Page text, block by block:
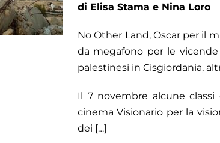
di Elisa Stama e Nina Loro
No Other Land, Oscar per il
da megafono per le
palestinesi in Cisgiordania,
Il 7 novembre alcune
cinema Visionario per la
dei […]